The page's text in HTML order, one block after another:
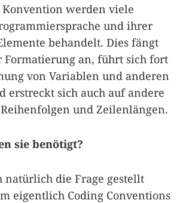
werden viele
und ihrer
behandelt. Dies fängt
Formatierung an, führt sich fort
von Variablen und anderen
erstreckt sich auch auf andere
und Zeilenlängen.
sie benötigt?
natürlich die Frage gestellt
eigentlich Coding Conventions